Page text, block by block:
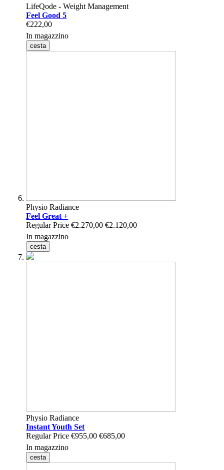
LifeQode - Weight Management
Feel Good 5
€222,00
In magazzino
cesta
Physio Radiance
Feel Great +
Regular Price €2.270,00 €2.120,00
In magazzino
cesta
Physio Radiance
Instant Youth Set
Regular Price €955,00 €685,00
In magazzino
cesta